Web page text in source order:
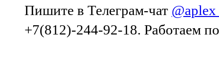
Пишите в Телеграм-чат
+7(812)-244-92-18. Работаем